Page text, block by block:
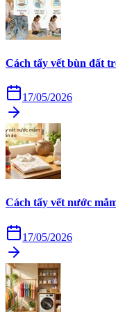
Cách tẩy vết bùn đất
17/05/2026
Cách tẩy vết nước
17/05/2026